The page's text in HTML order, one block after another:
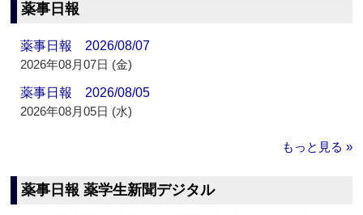
薬事日報
薬事日報 2026/08/07
2026年08月07日 (金)
薬事日報 2026/08/05
2026年08月05日 (水)
もっと見る »
薬事日報 薬学生新聞デジタル